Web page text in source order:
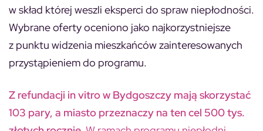
w skład której weszli eksperci do spraw niepłodności.
Wybrane oferty oceniono jako najkorzystniejsze
z punktu widzenia mieszkańców zainteresowanych
przystąpieniem do programu.
Z refundacji in vitro w Bydgoszczy mają skorzystać
103 pary, a miasto przeznaczy na ten cel 500 tys.